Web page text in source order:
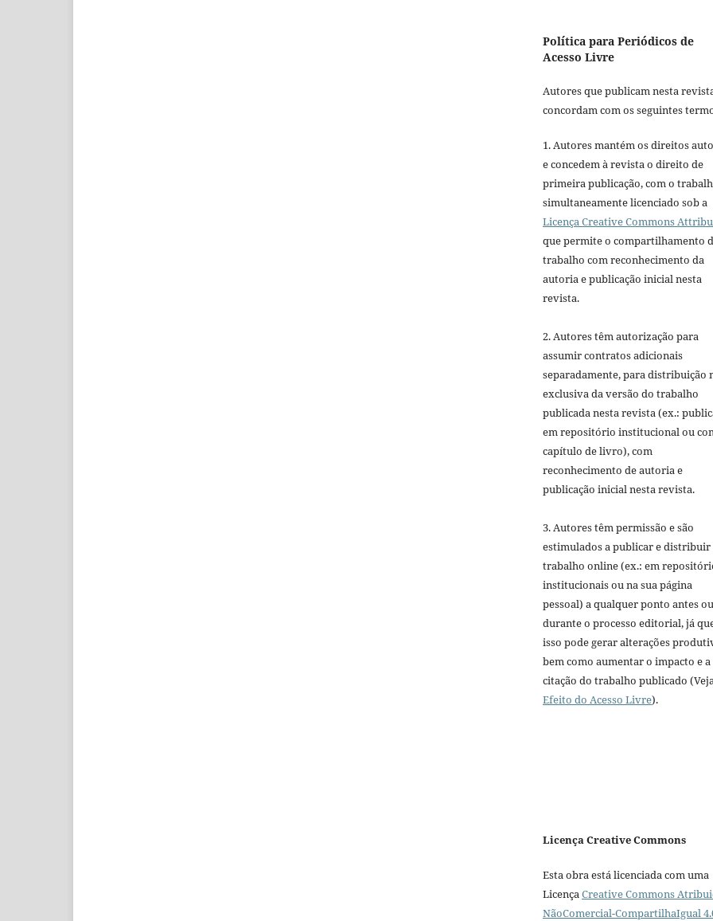
Política para Periódicos de
Acesso Livre
Autores que publicam nesta
concordam com os seguintes
1. Autores mantém os direitos
e concedem à revista o direito de
primeira publicação, com o
simultaneamente licenciado sob a
Licença Creative Commons
que permite o compartilhamento
trabalho com reconhecimento da
autoria e publicação inicial nesta
revista.
2. Autores têm autorização para
assumir contratos adicionais
separadamente, para distribuição
exclusiva da versão do trabalho
publicada nesta revista (ex.:
em repositório institucional ou
capítulo de livro), com
reconhecimento de autoria e
publicação inicial nesta revista.
3. Autores têm permissão e são
estimulados a publicar e distribuir
trabalho online (ex.: em
institucionais ou na sua página
pessoal) a qualquer ponto antes ou
durante o processo editorial, já
isso pode gerar alterações
bem como aumentar o impacto e a
citação do trabalho publicado (Veja
Efeito do Acesso Livre).
Licença Creative Commons
Esta obra está licenciada com uma
LicençaCreative Commons
NãoComercial-CompartilhaIgual